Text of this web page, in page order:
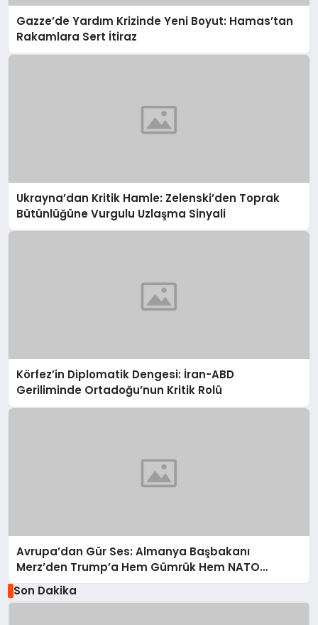
Gazze’de Yardım Krizinde Yeni Boyut: Hamas’tan
Rakamlara Sert İtiraz
Ukrayna’dan Kritik Hamle: Zelenski’den Toprak
Bütünlüğüne Vurgulu Uzlaşma Sinyali
Körfez’in Diplomatik Dengesi: İran-ABD
Geriliminde Ortadoğu’nun Kritik Rolü
Avrupa’dan Gür Ses: Almanya Başbakanı
Merz’den Trump’a Hem Gümrük Hem NATO
Uyarısı!
Son Dakika